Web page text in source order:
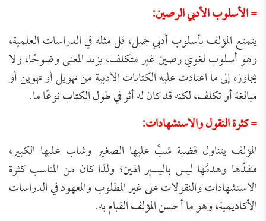
= الأسلوب الأدبي الرصين:
يتمتع المؤلف بأسلوب أدبي جميل، قل مثله في الدراسات العلمية،
وهو أسلوب لغوي رصين غير متكلف، يزيد المعنى وضوحًا، ولا
يجاوزه إلى ما اعتادت عليه الكتابات الأدبية من تهويل أو تهوين أو
مبالغة أو تكلف، لكنه قد كان له أثر في طول الكتاب نوعًا ما.
= كثرة النقول والاستشهادات:
المؤلف يتناول قضية شبَّ عليها الصغير وشاب عليها الكبير،
فنقدُها وهدمُها ليس باليسير الهين؛ ولذا كان من المناسب كثرة
الاستشهادات والنقولات على غير المطلوب والمعهود في الدراسات
الأكاديمية، وهو ما أحسن المؤلف القيام به.